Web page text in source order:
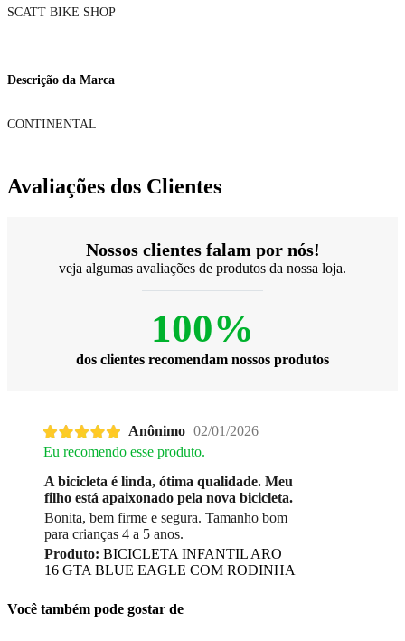
SCATT BIKE SHOP
Descrição da Marca
CONTINENTAL
Avaliações dos Clientes
Nossos clientes falam por nós!
veja algumas avaliações de produtos da nossa loja.
100%
dos clientes recomendam nossos produtos
Anônimo 02/01/2026
Eu recomendo esse produto.
A bicicleta é linda, ótima qualidade. Meu
filho está apaixonado pela nova bicicleta.
Bonita, bem firme e segura. Tamanho bom
para crianças 4 a 5 anos.
Produto: BICICLETA INFANTIL ARO
16 GTA BLUE EAGLE COM RODINHA
Você também pode gostar de